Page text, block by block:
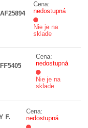
Cena:
nedostupná
Nie je na
sklade
Cena:
nedostupná
Nie je na
sklade
F.
Cena:
nedostupná